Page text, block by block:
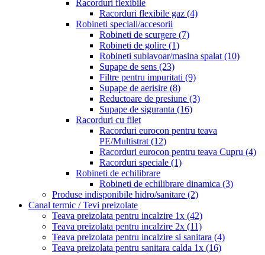
Racorduri flexibile
Racorduri flexibile gaz (4)
Robineti speciali/accesorii
Robineti de scurgere (7)
Robineti de golire (1)
Robineti sublavoar/masina spalat (10)
Supape de sens (23)
Filtre pentru impuritati (9)
Supape de aerisire (8)
Reductoare de presiune (3)
Supape de siguranta (16)
Racorduri cu filet
Racorduri eurocon pentru teava
PE/Multistrat (12)
Racorduri eurocon pentru teava Cupru (4)
Racorduri speciale (1)
Robineti de echilibrare
Robineti de echilibrare dinamica (3)
Produse indisponibile hidro/sanitare (2)
Canal termic / Tevi preizolate
Teava preizolata pentru incalzire 1x (42)
Teava preizolata pentru incalzire 2x (11)
Teava preizolata pentru incalzire si sanitara (4)
Teava preizolata pentru sanitara calda 1x (16)